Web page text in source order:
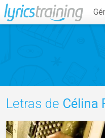
Letras de Célina